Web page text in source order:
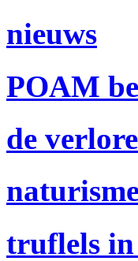
nieuws
POAM
de
truflels in